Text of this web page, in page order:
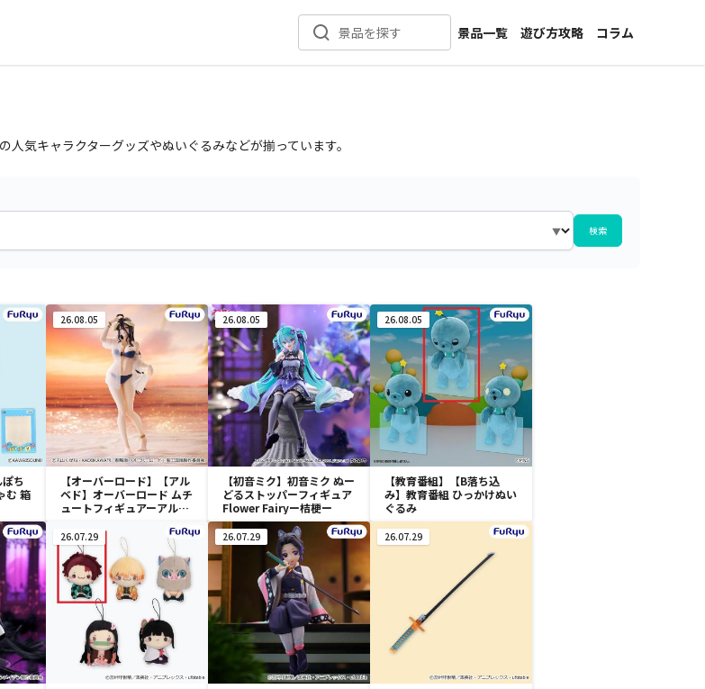
景品を探す
景品一覧
新着景品
遊び方攻略
コラム
インタビュー
プライズ
イベント
気キャラクターグッズやぬいぐるみなどが揃っています。
検索
ぽち
む 箱
26.08.05
【オーバーロード】【アル
ベド】オーバーロード ムチ
ュートフィギュアーアルベ
26.08.05
【初音ミク】初音ミク ぬー
どるストッパーフィギュア
Flower Fairyー桔梗ー
26.08.05
【教育番組】【B落ち込
み】教育番組 ひっかけぬい
ぐるみ
26.07.29 26.07.29 26.07.29